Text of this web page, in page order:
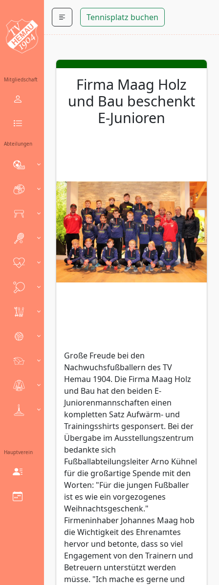
Mitgliedschaft
Abteilungen
Hauptverein
Tennisplatz buchen
Firma Maag Holz
und Bau beschenkt
E-Junioren
Große Freude bei den
Nachwuchsfußballern des TV
Hemau 1904. Die Firma Maag Holz
und Bau hat den beiden E-
Juniorenmannschaften einen
kompletten Satz Aufwärm- und
Trainingsshirts gesponsert. Bei der
Übergabe im Ausstellungszentrum
bedankte sich
Fußballabteilungsleiter Arno Kühnel
für die großartige Spende mit den
Worten: "Für die jungen Fußballer
ist es wie ein vorgezogenes
Weihnachtsgeschenk."
Firmeninhaber Johannes Maag hob
die Wichtigkeit des Ehrenamtes
hervor und betonte, dass so viel
Engagement von den Trainern und
Betreuern unterstützt werden
müsse. "Ich mache es gerne und